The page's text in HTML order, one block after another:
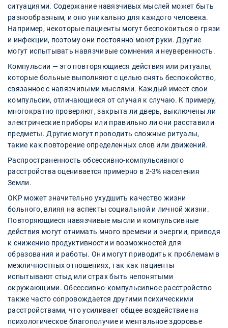
ситуациями. Содержание навязчивых мыслей может быть
разнообразным, и оно уникально для каждого человека.
Например, некоторые пациенты могут беспокоиться о грязи
и инфекции, поэтому они постоянно моют руки. Другие
могут испытывать навязчивые сомнения и неуверенность.
Компульсии — это повторяющиеся действия или ритуалы,
которые больные выполняют с целью снять беспокойство,
связанное с навязчивыми мыслями. Каждый имеет свои
компульсии, отличающиеся от случая к случаю. К примеру,
многократно проверяют, закрыта ли дверь, выключены ли
электрические приборы или правильно ли они расставили
предметы. Другие могут проводить сложные ритуалы,
такие как повторение определенных слов или движений.
Распространенность обсессивно-компульсивного
расстройства оценивается примерно в 2-3% населения
Земли.
ОКР может значительно ухудшить качество жизни
больного, влияя на аспекты социальной и личной жизни.
Повторяющиеся навязчивые мысли и компульсивные
действия могут отнимать много времени и энергии, приводя
к снижению продуктивности и возможностей для
образования и работы. Они могут приводить к проблемам в
межличностных отношениях, так как пациенты
испытывают стыд или страх быть непонятыми
окружающими. Обсессивно-компульсивное расстройство
также часто сопровождается другими психическими
расстройствами, что усиливает общее воздействие на
психологическое благополучие и ментальное здоровье